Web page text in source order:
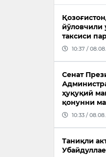
йўловчили
таксиси
10:37 /
Сенат
ҳуқуқий
қонунни
10:33 /
Таниқли